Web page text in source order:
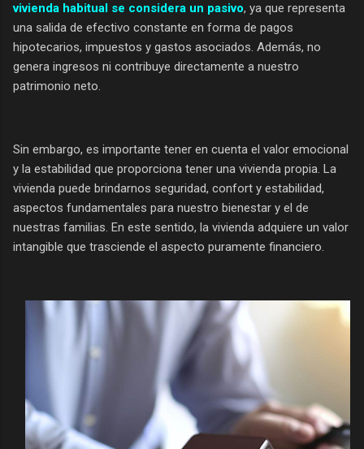
vivienda habitual se considera un pasivo, ya que representa
una salida de efectivo constante en forma de pagos
hipotecarios, impuestos y gastos asociados. Además, no
genera ingresos ni contribuye directamente a nuestro
patrimonio neto.
Sin embargo, es importante tener en cuenta el valor emocional
y la estabilidad que proporciona tener una vivienda propia. La
vivienda puede brindarnos seguridad, confort y estabilidad,
aspectos fundamentales para nuestro bienestar y el de
nuestras familias. En este sentido, la vivienda adquiere un valor
intangible que trasciende el aspecto puramente financiero.